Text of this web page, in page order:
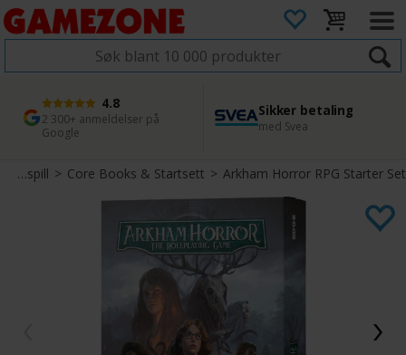
4.8
2 300+ anmeldelser på
Google
Sikker betaling
med Svea
1 dags levering
Bestill innen kl. 12
45 dager returfrist
Enkel retur
Diverse Rollespill>Core Books & Startsett>Arkham Horror RPG Starter Set